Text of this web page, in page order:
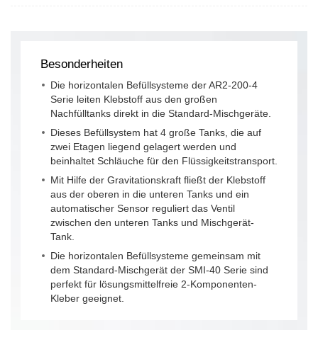
Besonderheiten
Die horizontalen Befüllsysteme der AR2-200-4
Serie leiten Klebstoff aus den großen
Nachfülltanks direkt in die Standard-Mischgeräte.
Dieses Befüllsystem hat 4 große Tanks, die auf
zwei Etagen liegend gelagert werden und
beinhaltet Schläuche für den Flüssigkeitstransport.
Mit Hilfe der Gravitationskraft fließt der Klebstoff
aus der oberen in die unteren Tanks und ein
automatischer Sensor reguliert das Ventil
zwischen den unteren Tanks und Mischgerät-
Tank.
Die horizontalen Befüllsysteme gemeinsam mit
dem Standard-Mischgerät der SMI-40 Serie sind
perfekt für lösungsmittelfreie 2-Komponenten-
Kleber geeignet.